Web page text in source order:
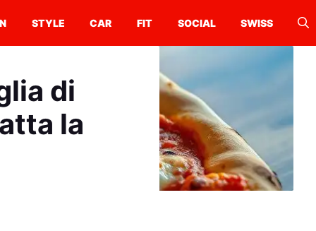
STYLE CAR FIT SOCIAL SWISS
di
la